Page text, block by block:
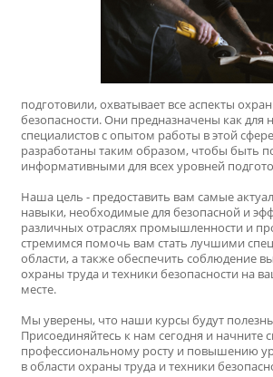
подготовили, охватывает все аспекты
безопасности. Они предназначены как для
специалистов с опытом работы в этой
разработаны таким образом, чтобы быть
информативными для всех уровней
Наша цель - предоставить вам самые
навыки, необходимые для безопасной и
различных отраслях промышленности и
стремимся помочь вам стать лучшими
области, а также обеспечить соблюдение
охраны труда и техники безопасности на
месте.
Мы уверены, что наши курсы будут
Присоединяйтесь к нам сегодня и начните
профессиональному росту и повышению
в области охраны труда и техники